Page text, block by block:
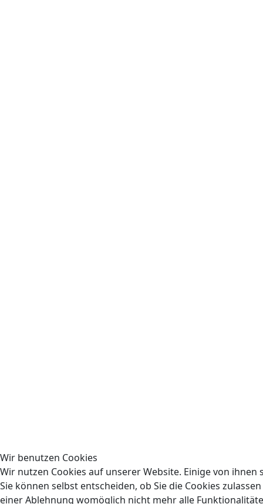
Wir benutzen Cookies
Wir nutzen Cookies auf unserer Website. Einige von
Sie können selbst entscheiden, ob Sie die Cookies
einer Ablehnung womöglich nicht mehr alle